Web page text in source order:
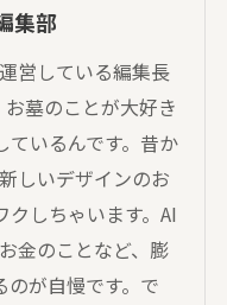
集部
営している編集長
墓のことが大好き
いるんです。昔か
しいデザインのお
しちゃいます。AI
金のことなど、膨
が自慢です。で